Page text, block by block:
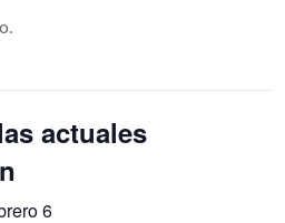
actuales
6